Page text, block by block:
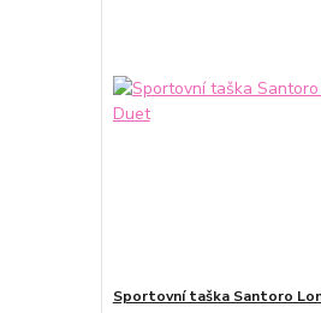
Sportovní taška Santoro